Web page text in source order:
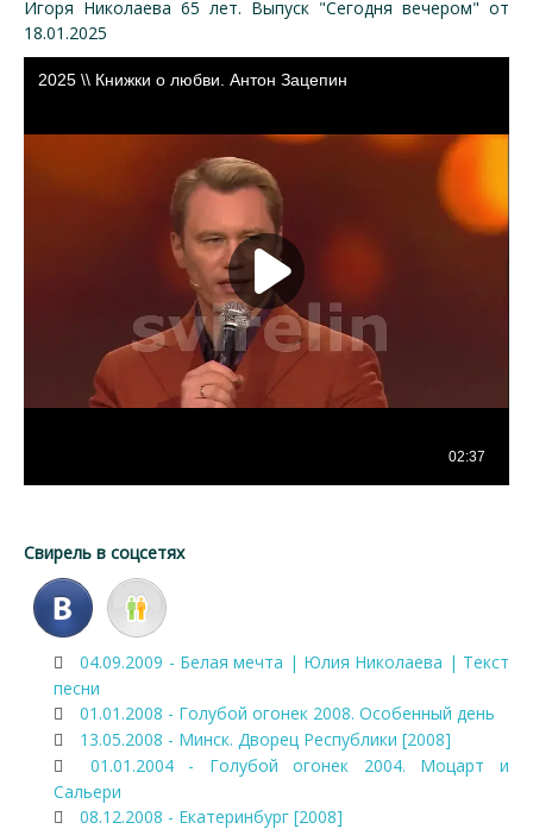
Игоря Николаева 65 лет. Выпуск "Сегодня вечером" от
18.01.2025
Свирель в соцсетях
04.09.2009 - Белая мечта | Юлия Николаева | Текст
песни
01.01.2008 - Голубой огонек 2008. Особенный день
13.05.2008 - Минск. Дворец Республики [2008]
01.01.2004 - Голубой огонек 2004. Моцарт и
Сальери
08.12.2008 - Екатеринбург [2008]